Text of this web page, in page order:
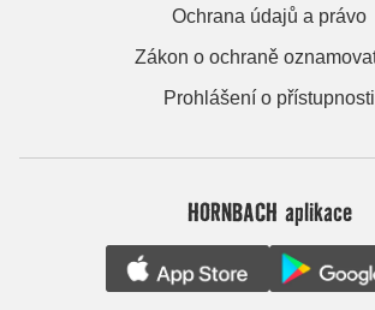
Ochrana údajů a právo
Zákon o ochraně
Prohlášení o přístupnosti
HORNBACH aplikace